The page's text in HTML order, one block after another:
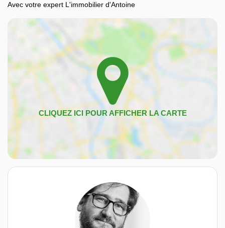
Avec votre expert L'immobilier d'Antoine